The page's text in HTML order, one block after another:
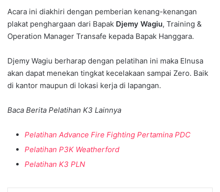
Acara ini diakhiri dengan pemberian kenang-kenangan
plakat penghargaan dari Bapak Djemy Wagiu, Training &
Operation Manager Transafe kepada Bapak Hanggara.
Djemy Wagiu berharap dengan pelatihan ini maka Elnusa
akan dapat menekan tingkat kecelakaan sampai Zero. Baik
di kantor maupun di lokasi kerja di lapangan.
Baca Berita Pelatihan K3 Lainnya
Pelatihan Advance Fire Fighting Pertamina PDC
Pelatihan P3K Weatherford
Pelatihan K3 PLN